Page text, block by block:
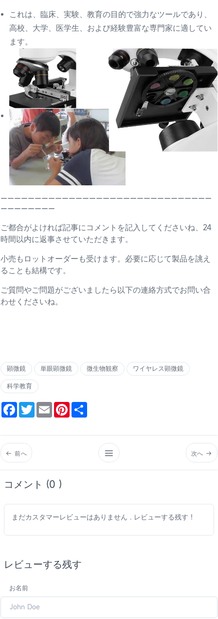
これは、臨床、実験、教育の目的で強力なツールであり、
高校、大学、医学生、および経験豊富な専門家に適してい
ます。
ーーーーーーーーーーーーーーーーーーーーーーーーーーーーーーー
ーーーーーーーー
ご都合がよければ記事にコメントを記入してくださいね、24
時間以内に返事させていただきます。
小売もロットオーダーも受けます。必要に応じて製品を誂え
ることも結構です。
ご質問やご問題がございましたら以下の連絡方式でお問い合
わせくださいね。
顕微鏡 単眼顕微鏡 微生物観察
ワイヤレス顕微鏡
科学教育
FacebookTwitterEmail Pinterest
前へ 次へ
コメント (0 )
まだカスタマーレビューはありません . レビューする残す !
レビューする残す
お名前